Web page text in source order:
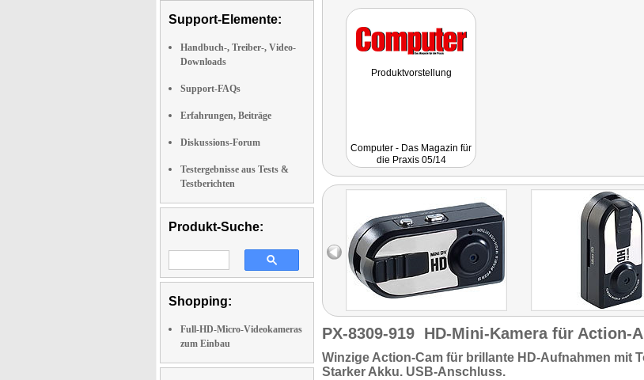
Support-Elemente:
Handbuch-, Treiber-, Video-
Downloads
Support-FAQs
Erfahrungen, Beiträge
Diskussions-Forum
Testergebnisse aus Tests &
Testberichten
Produkt-Suche:
Shopping:
Full-HD-Micro-Videokameras
zum Einbau
Produktvorstellung
Computer - Das Magazin für
die Praxis 05/14
PX-8309-919 HD-Mini-Kamera für Action-
Winzige Action-Cam für brillante HD-Aufnahmen mit
Starker Akku. USB-Anschluss.